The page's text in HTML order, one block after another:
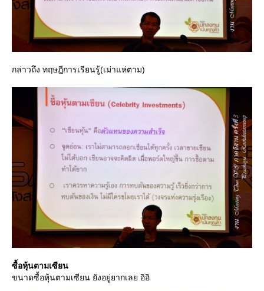
กล่าวถึง ทฤษฎีการเรียนรู้(เม่าแห่ตาม)
ซื้อหุ้นตามเซียน
ขนาดซื้อหุ้นตามเซียน ยังอยู่ยากเลย อิอิ